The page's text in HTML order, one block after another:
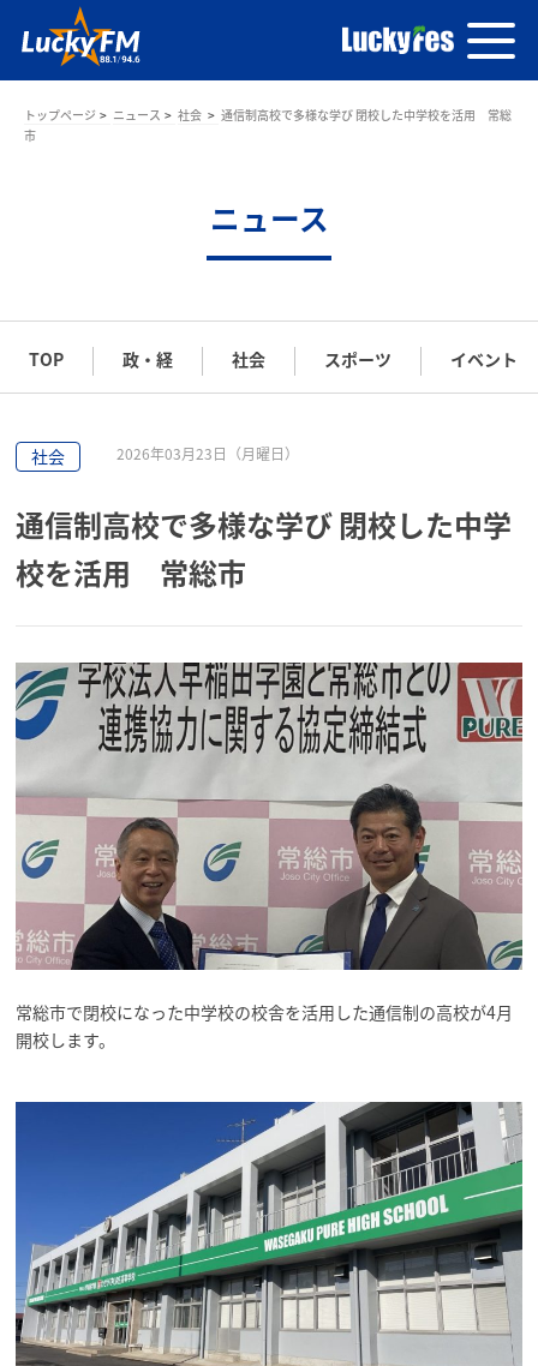
トップページ ニュース 社会
通信制高校で多様な学び 閉校した中学校を活用 常総
市
ニュース
TOP 政・経 社会 スポーツ イベント
社会 2026年03月23日（月曜日）
通信制高校で多様な学び 閉校した中学
校を活用 常総市
常総市で閉校になった中学校の校舎を活用した通信制の高校が4月
開校します。